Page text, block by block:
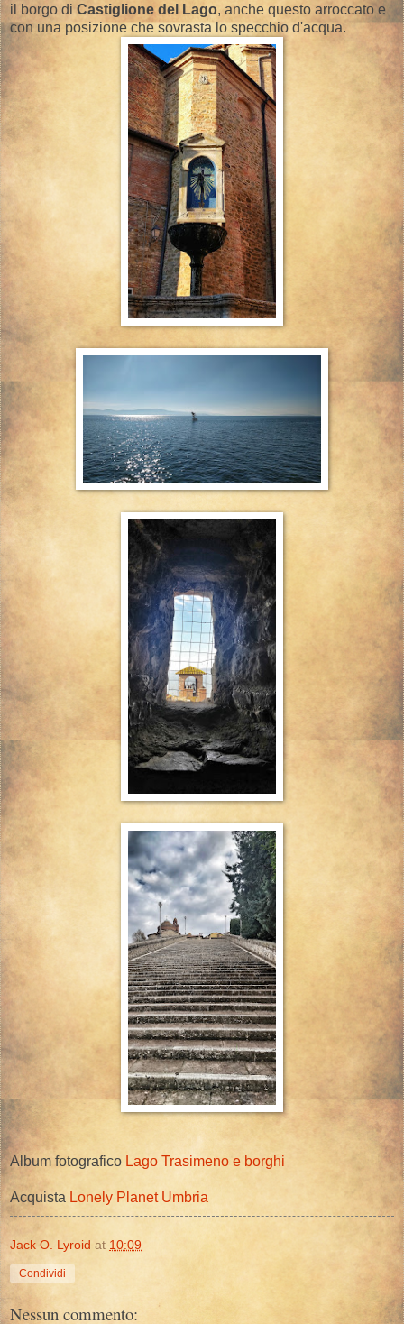
il borgo diCastiglione del Lago, anche questo arroccato e
con una posizione che sovrasta lo specchio d'acqua.
Album fotografico Lago Trasimeno e borghi
Acquista Lonely Planet Umbria
Jack O. Lyroid at 10:09
Condividi
Nessun commento: